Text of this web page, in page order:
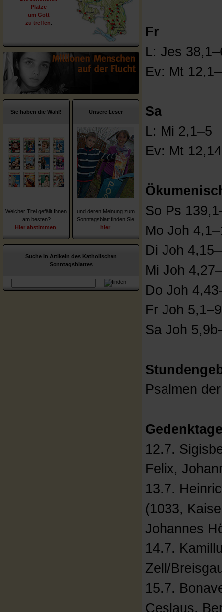
Plätze
um Gott
zu treffen
Sie haben die Wahl!
Welcher Titel gefällt Ihnen
am besten?
Hier abstimmen
Unsere Leser
und deren Meinung zum
Sonntagsblatt finden Sie
hier
Suche in Artikeln des Katholischen
Sonntagsblattes
Fr
L: Jes
Ev: Mt
Sa
L: Mi 2,1–5
Ev: Mt
So Ps
Mo Joh
Di Joh
Mi Joh
Do Joh
Fr Joh
Sa Joh
Psalmen
12.7.
Felix,
13.7.
(1033,
Johannes
14.7.
Zell/
15.7.
Ceslaus,